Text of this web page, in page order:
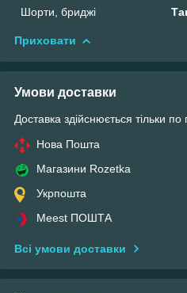
Шорти, бриджі
Приховати
Умови доставки
Доставка здійснюється тільки по
Нова Пошта
Магазини Rozetka
Укрпошта
Meest ПОШТА
Всі умови доставки